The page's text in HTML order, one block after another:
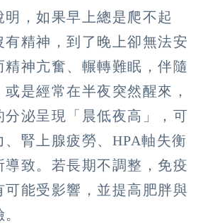
明，如果早上總是爬不起
有精神，到了晚上卻無法安
精神亢奮、輾轉難眠，伴隨
是經常在半夜突然醒來，
分泌呈現「晨低夜高」，可
、腎上腺疲勞、HPA軸失衡
導致。若長期不調整，免疫
可能受影響，並提高肥胖與